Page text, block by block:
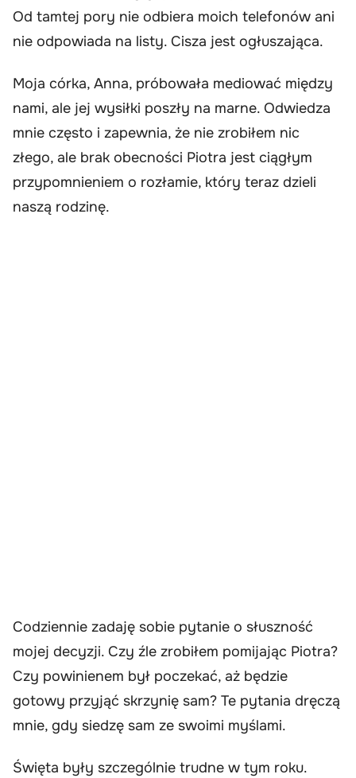
Od tamtej pory nie odbiera moich telefonów ani
nie odpowiada na listy. Cisza jest ogłuszająca.
Moja córka, Anna, próbowała mediować między
nami, ale jej wysiłki poszły na marne. Odwiedza
mnie często i zapewnia, że nie zrobiłem nic
złego, ale brak obecności Piotra jest ciągłym
przypomnieniem o rozłamie, który teraz dzieli
naszą rodzinę.
Codziennie zadaję sobie pytanie o słuszność
mojej decyzji. Czy źle zrobiłem pomijając Piotra?
Czy powinienem był poczekać, aż będzie
gotowy przyjąć skrzynię sam? Te pytania dręczą
mnie, gdy siedzę sam ze swoimi myślami.
Święta były szczególnie trudne w tym roku.